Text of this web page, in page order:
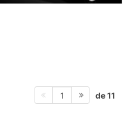
1 de 11